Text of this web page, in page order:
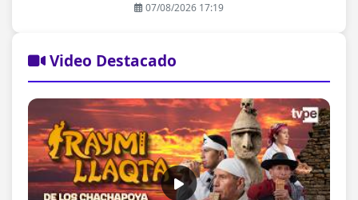
07/08/2026 17:19
Video Destacado